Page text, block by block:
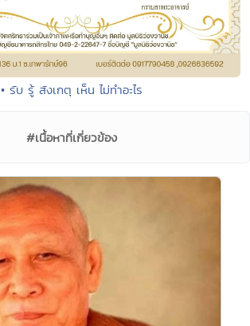
• รับ รู้ สังเกตุ เห็น ไม่ทำอะไร
#เนื้อหาที่เกี่ยวข้อง